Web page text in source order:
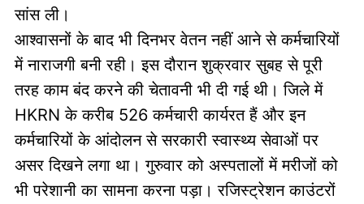
सांस ली।
आश्वासनों के बाद भी दिनभर वेतन नहीं आने से कर्मचारियों
में नाराजगी बनी रही। इस दौरान शुक्रवार सुबह से पूरी
तरह काम बंद करने की चेतावनी भी दी गई थी। जिले में
HKRN के करीब 526 कर्मचारी कार्यरत हैं और इन
कर्मचारियों के आंदोलन से सरकारी स्वास्थ्य सेवाओं पर
असर दिखने लगा था। गुरुवार को अस्पतालों में मरीजों को
भी परेशानी का सामना करना पड़ा। रजिस्ट्रेशन काउंटरों